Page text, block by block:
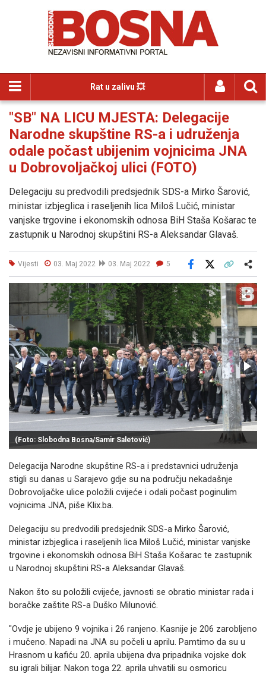
Rat u zalivu 💥
"SB" NA LICU MJESTA: Delegacije
Narodne skupštine RS-a i udruženja
odale počast ubijenim vojnicima JNA
u Dobrovoljačkoj ulici (FOTO)
Delegaciju su predvodili predsjednik SDS-a Mirko Šarović,
ministar izbjeglica i raseljenih lica Miloš Lučić, ministar
vanjske trgovine i ekonomskih odnosa BiH Staša Košarac te
zastupnik u Narodnoj skupštini RS-a Aleksandar Glavaš.
Vijesti 03. Maj 2022 03. Maj 2022 5
Facebook
(Foto: Slobodna Bosna/Samir Saletović)
Delegacija Narodne skupštine RS-a i predstavnici udruženja
stigli su danas u Sarajevo gdje su na području nekadašnje
Dobrovoljačke ulice položili cvijeće i odali počast poginulim
vojnicima JNA, piše Klix.ba.
Delegaciju su predvodili predsjednik SDS-a Mirko Šarović,
ministar izbjeglica i raseljenih lica Miloš Lučić, ministar vanjske
trgovine i ekonomskih odnosa BiH Staša Košarac te zastupnik
u Narodnoj skupštini RS-a Aleksandar Glavaš.
Nakon što su položili cvijeće, javnosti se obratio ministar rada i
boračke zaštite RS-a Duško Milunović.
"Ovdje je ubijeno 9 vojnika i 26 ranjeno. Kasnije je 206 zarobljeno
i mučeno. Napadi na JNA su počeli u aprilu. Pamtimo da su u
Hrasnom u kafiću 20. aprila ubijena dva pripadnika vojske dok
su igrali bilijar. Nakon toga 22. aprila uhvatili su osmoricu